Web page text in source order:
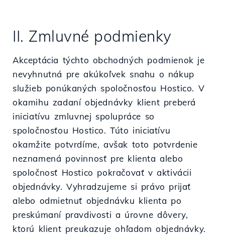
II. Zmluvné podmienky
Akceptácia týchto obchodných podmienok je
nevyhnutná pre akúkoľvek snahu o nákup
služieb ponúkaných spoločnosťou Hostico. V
okamihu zadaní objednávky klient preberá
iniciatívu zmluvnej spolupráce so
spoločnosťou Hostico. Túto iniciatívu
okamžite potvrdíme, avšak toto potvrdenie
neznamená povinnosť pre klienta alebo
spoločnosť Hostico pokračovať v aktivácii
objednávky. Vyhradzujeme si právo prijať
alebo odmietnuť objednávku klienta po
preskúmaní pravdivosti a úrovne dôvery,
ktorú klient preukazuje ohľadom objednávky.